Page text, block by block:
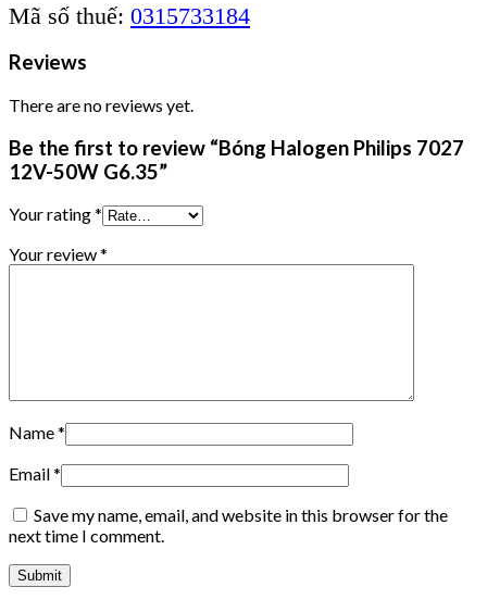
Mã số thuế: 0315733184
Reviews
There are no reviews yet.
Be the first to review “Bóng Halogen Philips 7027
12V-50W G6.35”
Your rating*
Your review*
Name*
Email*
Save my name, email, and website in this browser for the
next time I comment.